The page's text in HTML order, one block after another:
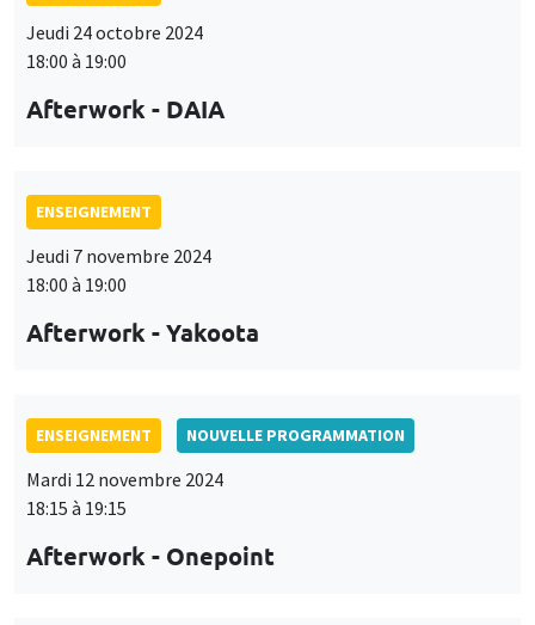
Jeudi 24 octobre 2024
18:00 à 19:00
Afterwork - DAIA
ENSEIGNEMENT
Jeudi 7 novembre 2024
18:00 à 19:00
Afterwork - Yakoota
ENSEIGNEMENT NOUVELLE PROGRAMMATION
Mardi 12 novembre 2024
18:15 à 19:15
Afterwork - Onepoint